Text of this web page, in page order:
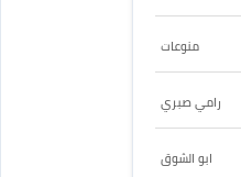
منوعات
رامي صبري
ابو الشوق